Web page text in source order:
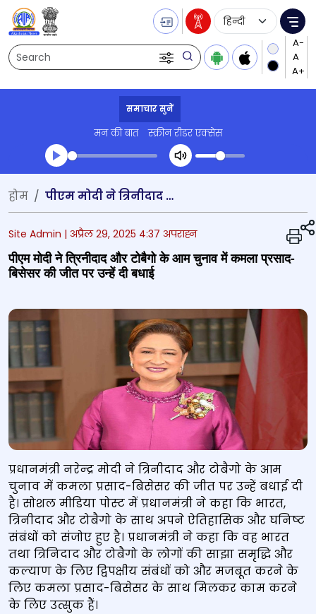
Search
Language
समाचार सुनें
मन की बात स्क्रीन रीडर एक्सेस
Transcript summary
प्ले ऑडियो
होम पीएम मोदी ने त्रिनीदाद और टोबैगो के आम चुनाव में कमला प्रसाद-बिसेसर की जीत पर उन्हें दी बधाई
Site Admin | अप्रैल 29, 2025 4:37 अपराह्न
पीएम मोदी ने त्रिनीदाद और टोबैगो के आम चुनाव में कमला प्रसाद-
बिसेसर की जीत पर उन्हें दी बधाई
प्रधानमंत्री नरेन्‍द्र मोदी ने त्रिनीदाद और टोबैगो के आम
चुनाव में कमला प्रसाद-बिसेसर की जीत पर उन्हें बधाई दी
है। सोशल मीडिया पोस्‍ट में प्रधानमंत्री ने कहा कि भारत,
त्रिनीदाद और टोबैगो के साथ अपने ऐतिहासिक और घनिष्‍ट
संबंधों को संजोए हुए है। प्रधानमंत्री ने कहा कि वह भारत
तथा त्रिनिदाद और टोबैगो के लोगों की साझा समृद्धि और
कल्याण के लिए द्विपक्षीय संबंधों को और मजबूत करने के
लिए कमला प्रसाद-बिसेसर के साथ मिलकर काम करने
के लिए उत्सुक हैं।